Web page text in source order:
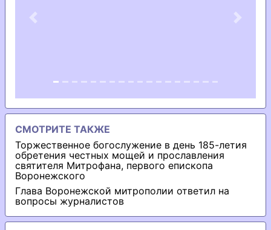
Previous Next
СМОТРИТЕ ТАКЖЕ
Торжественное богослужение в день 185-летия
обретения честных мощей и прославления
святителя Митрофана, первого епископа
Воронежского
Глава Воронежской митрополии ответил на
вопросы журналистов